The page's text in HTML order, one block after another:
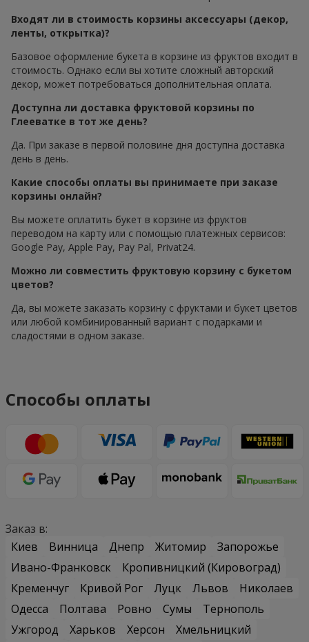
Входят ли в стоимость корзины аксессуары (декор,
ленты, открытка)?
Базовое оформление букета в корзине из фруктов входит в
стоимость. Однако если вы хотите сложный авторский
декор, может потребоваться дополнительная оплата.
Доступна ли доставка фруктовой корзины по
Глееватке в тот же день?
Да. При заказе в первой половине дня доступна доставка
день в день.
Какие способы оплаты вы принимаете при заказе
корзины онлайн?
Вы можете оплатить букет в корзине из фруктов
переводом на карту или с помощью платежных сервисов:
Google Pay, Apple Pay, Pay Pal, Privat24.
Можно ли совместить фруктовую корзину с букетом
цветов?
Да, вы можете заказать корзину с фруктами и букет цветов
или любой комбинированный вариант с подарками и
сладостями в одном заказе.
Способы оплаты
Заказ в:
Киев
Винница Днепр Житомир
Запорожье
Ивано-Франковск
Кропивницкий (Кировоград)
Кременчуг
Кривой Рог Луцк Львов
Николаев
Одесса
Полтава Ровно Сумы
Тернополь
Ужгород
Харьков Херсон
Хмельницкий